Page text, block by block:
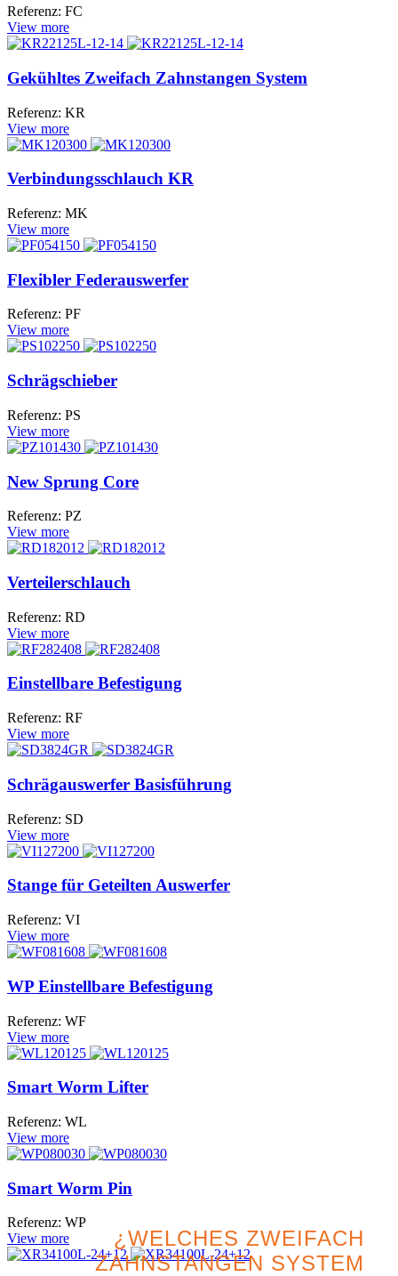
Referenz: FC
View more
Gekühltes Zweifach Zahnstangen System
Referenz: KR
View more
Verbindungsschlauch KR
Referenz: MK
View more
Flexibler Federauswerfer
Referenz: PF
View more
Schrägschieber
Referenz: PS
View more
New Sprung Core
Referenz: PZ
View more
Verteilerschlauch
Referenz: RD
View more
Einstellbare Befestigung
Referenz: RF
View more
Schrägauswerfer Basisführung
Referenz: SD
View more
Stange für Geteilten Auswerfer
Referenz: VI
View more
WP Einstellbare Befestigung
Referenz: WF
View more
Smart Worm Lifter
Referenz: WL
View more
Smart Worm Pin
Referenz: WP
View more
¿WELCHES ZWEIFACH
ZAHNSTANGEN SYSTEM